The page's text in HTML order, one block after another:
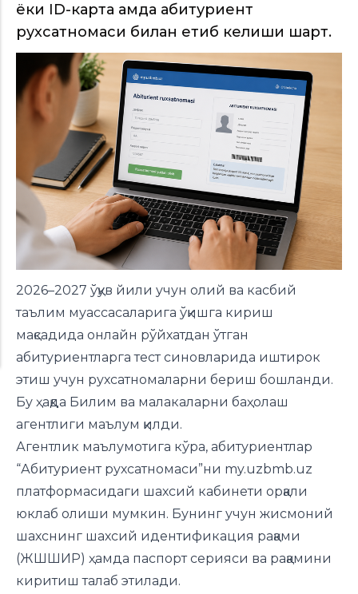
ёки ID-карта ҳамда абитуриент
рухсатномаси билан етиб келиши шарт.
2026–2027 ўқув йили учун олий ва касбий
таълим муассасаларига ўқишга кириш
мақсадида онлайн рўйхатдан ўтган
абитуриентларга тест синовларида иштирок
этиш учун рухсатномаларни бериш бошланди.
Бу ҳақда Билим ва малакаларни баҳолаш
агентлиги маълум қилди.
Агентлик маълумотига кўра, абитуриентлар
“Абитуриент рухсатномаси”ни my.uzbmb.uz
платформасидаги шахсий кабинети орқали
юклаб олиши мумкин. Бунинг учун жисмоний
шахснинг шахсий идентификация рақами
(ЖШШИР) ҳамда паспорт серияси ва рақамини
киритиш талаб этилади.